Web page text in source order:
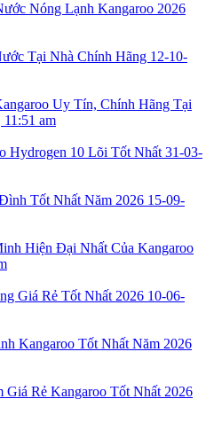
Nóng Lạnh Kangaroo 2026
Tại Nhà Chính Hãng 12-10-
Uy Tín, Chính Hãng Tại
11:51 am
Hydrogen 10 Lõi Tốt Nhất 31-03-
Tốt Nhất Năm 2026 15-09-
Hiện Đại Nhất Của Kangaroo
Giá Rẻ Tốt Nhất 2026 10-06-
Kangaroo Tốt Nhất Năm 2026
Rẻ Kangaroo Tốt Nhất 2026